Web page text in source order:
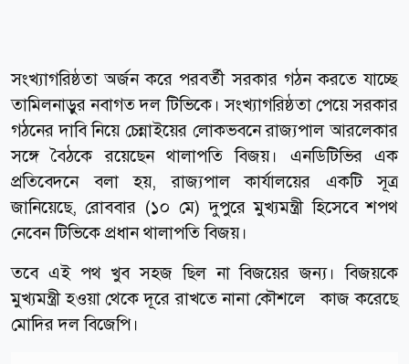
সংখ্যাগরিষ্ঠতা অর্জন করে পরবর্তী সরকার গঠন করতে যাচ্ছে
তামিলনাড়ুর নবাগত দল টিভিকে। সংখ্যাগরিষ্ঠতা পেয়ে সরকার
গঠনের দাবি নিয়ে চেন্নাইয়ের লোকভবনে রাজ্যপাল আরলেকার
সঙ্গে বৈঠকে রয়েছেন থালাপতি বিজয়। এনডিটিভির এক
প্রতিবেদনে বলা হয়, রাজ্যপাল কার্যালয়ের একটি সূত্র
জানিয়েছে, রোববার (১০ মে) দুপুরে মুখ্যমন্ত্রী হিসেবে শপথ
নেবেন টিভিকে প্রধান থালাপতি বিজয়।
তবে এই পথ খুব সহজ ছিল না বিজয়ের জন্য। বিজয়কে
মুখ্যমন্ত্রী হওয়া থেকে দূরে রাখতে নানা কৌশলে কাজ করেছে
মোদির দল বিজেপি।